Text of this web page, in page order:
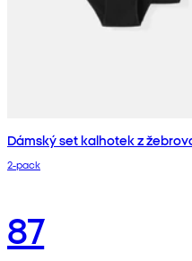
Dámský set kalhotek z
2‑pack
87